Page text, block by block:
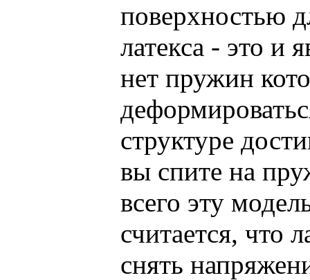
поверхностью
латекса - это и
нет пружин
структуре
вы спите на
всего эту
считается, что
снять